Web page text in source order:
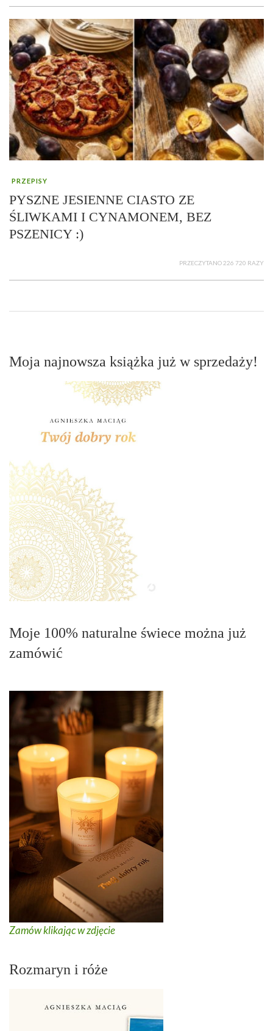
PRZEPISY
PYSZNE JESIENNE CIASTO ZE
ŚLIWKAMI I CYNAMONEM, BEZ
PSZENICY :)
PRZECZYTANO 226 720 RAZY
Moja najnowsza książka już w sprzedaży!
Moje 100% naturalne świece można już
zamówić
Zamów klikając w zdjęcie
Rozmaryn i róże